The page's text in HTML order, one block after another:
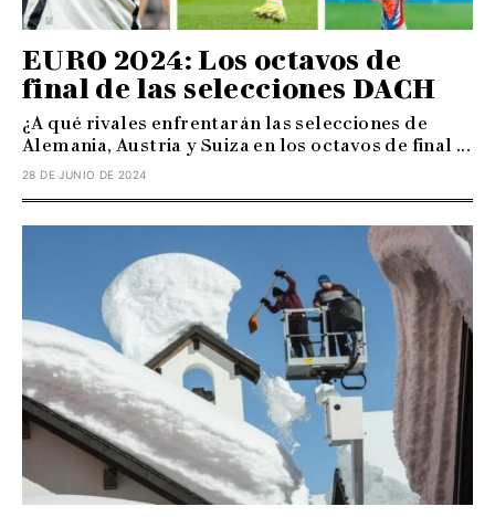
EURO 2024: Los octavos de
final de las selecciones DACH
¿A qué rivales enfrentarán las selecciones de
Alemania, Austria y Suiza en los octavos de final ...
28 DE JUNIO DE 2024